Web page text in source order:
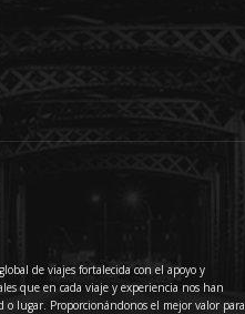
de viajes fortalecida con el apoyo y
que en cada viaje y experiencia nos han
lugar. Proporcionándonos el mejor valor para